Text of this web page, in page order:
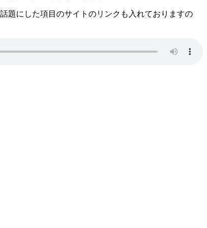
題にした項目のサイトのリンクも入れておりますの